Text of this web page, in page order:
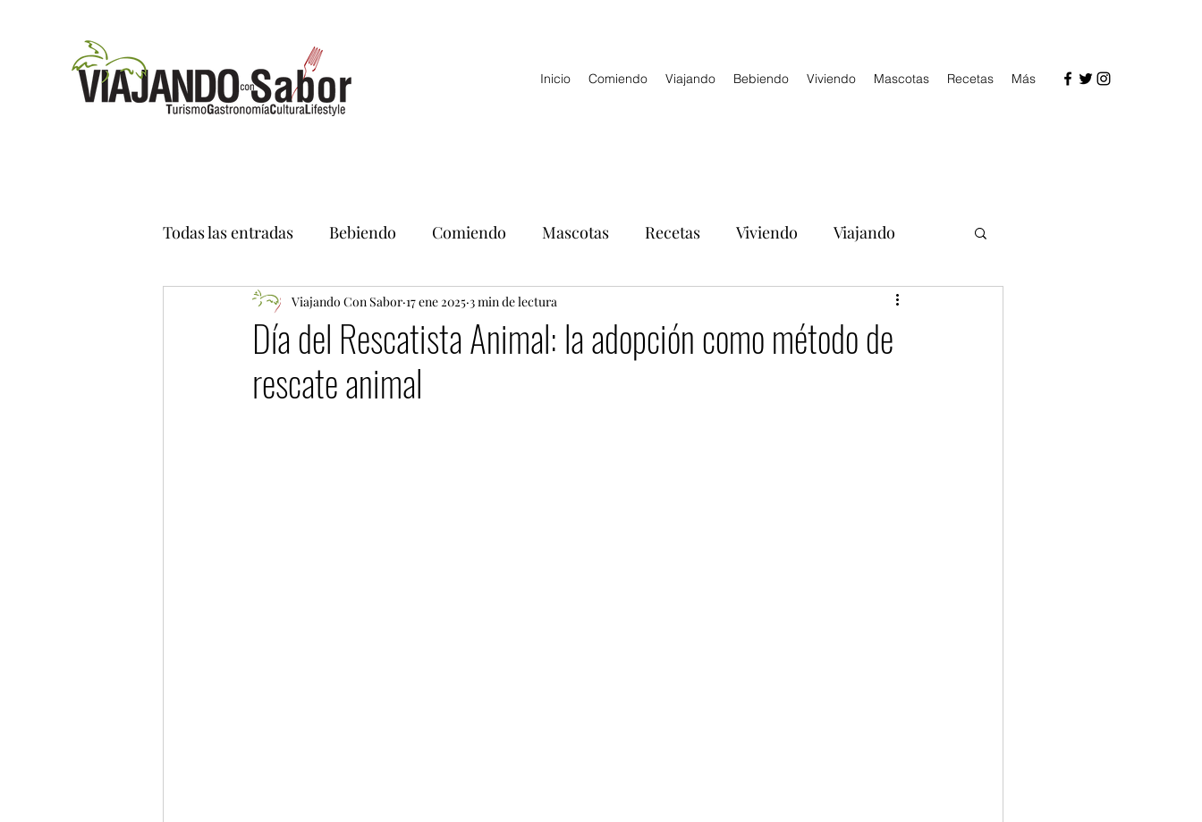
Inicio Comiendo Viajando Bebiendo Viviendo Mascotas Recetas Más
Todas las entradas Bebiendo Comiendo Mascotas Recetas Viviendo Viajando
Día del Rescatista Animal: la adopción como método de
rescate animal
Viajando Con Sabor 17 ene 2025 3 min de lectura